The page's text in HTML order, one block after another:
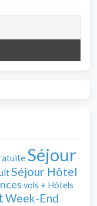
Séjour
Séjour Hôtel
vols + Hôtels
Week-End